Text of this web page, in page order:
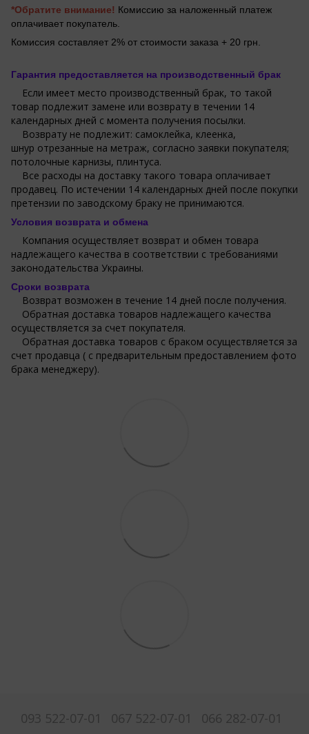
*Обратите внимание! Комиссию за наложенный платеж
оплачивает покупатель.
Комиссия составляет 2% от стоимости заказа + 20 грн.
Гарантия предоставляется на производственный брак
Если имеет место производственный брак, то такой
товар подлежит замене или возврату в течении 14
календарных дней с момента получения посылки.
Возврату не подлежит: самоклейка, клеенка,
шнур отрезанные на метраж, согласно заявки покупателя;
потолочные карнизы, плинтуса.
Все расходы на доставку такого товара оплачивает
продавец. По истечении 14 календарных дней после покупки
претензии по заводскому браку не принимаются.
Условия возврата и обмена
Компания осуществляет возврат и обмен товара
надлежащего качества в соответствии с требованиями
законодательства Украины.
Сроки возврата
Возврат возможен в течение 14 дней после получения.
Обратная доставка товаров надлежащего качества
осуществляется за счет покупателя.
Обратная доставка товаров с браком осуществляется за
счет продавца ( с предварительным предоставлением фото
брака менеджеру).
093 522-07-01 067 522-07-01
066 282-07-01